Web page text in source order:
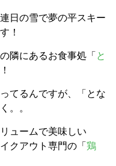
の雪で夢の平スキー
！
隣にあるお食事処「 と
てるんですが、「とな
。。
ュームで美味しい
クアウト専門の「 鶏